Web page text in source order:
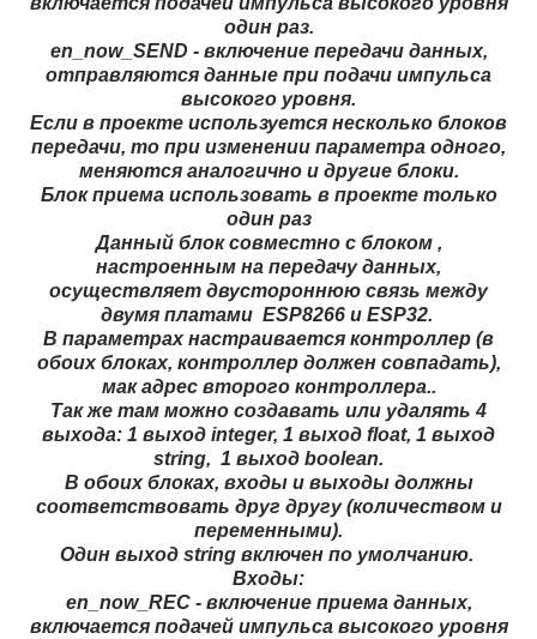
один раз.
en_now_SEND - включение передачи данных,
отправляются данные при подачи импульса
высокого уровня.
Если в проекте используется несколько блоков
передачи, то при изменении параметра одного,
меняются аналогично и другие блоки.
Блок приема использовать в проекте только
один раз
Данный блок совместно с блоком ,
настроенным на передачу данных,
осуществляет двустороннюю связь между
двумя платами ESP8266 и ESP32.
В параметрах настраивается контроллер (в
обоих блоках, контроллер должен совпадать),
мак адрес второго контроллера..
Так же там можно создавать или удалять 4
выхода: 1 выход integer, 1 выход float, 1 выход
string, 1 выход boolean.
В обоих блоках, входы и выходы должны
соответствовать друг другу (количеством и
переменными).
Один выход string включен по умолчанию.
Входы:
en_now_REC - включение приема данных,
включается подачей импульса высокого уровня